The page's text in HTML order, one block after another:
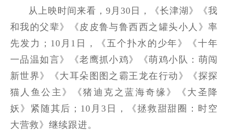
从上映时间来看，9月30日，《长津湖》《我
和我的父辈》《皮皮鲁与鲁西西之罐头小人》率
先发力；10月1日，《五个扑水的少年》《十年
一品温如言》《老鹰抓小鸡》《萌鸡小队：萌闯
新世界》《大耳朵图图之霸王龙在行动》《探探
猫人鱼公主》《猪迪克之蓝海奇缘》《大圣降
妖》紧随其后；10月3日，《拯救甜甜圈：时空
大营救》继续跟进。